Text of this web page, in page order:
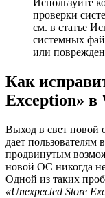
Используйте
проверки
см. в статье
системных
или
Как
Exception» в
Выход в свет новой
дает пользователям
продвинутым
новой ОС никогда
Одной из таких
«Unexpected Store